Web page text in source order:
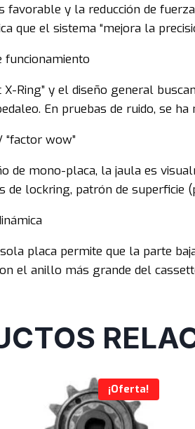
favorable y la reducción de
que el sistema “mejora la
funcionamiento
X-Ring” y el diseño general
En pruebas de ruido, se
“factor wow”
de mono-placa, la jaula es
de lockring, patrón de superficie
placa permite que la parte
el anillo más grande del
¡Oferta!